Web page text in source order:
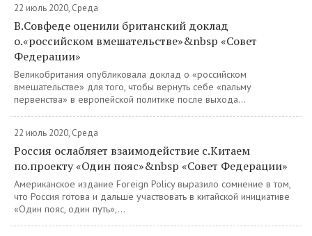
22 июль 2020, Среда
В.Совфеде оценили британский доклад
о.«российском вмешательстве»&nbsp «Совет
Федерации»
Великобритания опубликовала доклад о «российском
вмешательстве» для того, чтобы вернуть себе «пальму
первенства» в европейской политике после выхода...
22 июль 2020, Среда
Россия ослабляет взаимодействие с.Китаем
по.проекту «Один пояс»&nbsp «Совет Федерации»
Американское издание Foreign Policy выразило сомнение в том,
что Россия готова и дальше участвовать в китайской инициативе
«Один пояс, один путь»,...